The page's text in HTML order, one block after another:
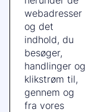
webadresser
og det
indhold, du
besøger,
handlinger og
klikstrøm til,
gennem og
fra vores